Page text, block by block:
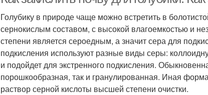
Голубику в природе чаще можно встретить в
сернокислым составом, с высокой влагоемкостью и
степени является сероедным, а значит сера для
подкисления используют разные виды серы:
и подойдет для экстренного подкисления.
порошкообразная, так и гранулированная. Иная
раствор серной кислоты высшей степени очистки.